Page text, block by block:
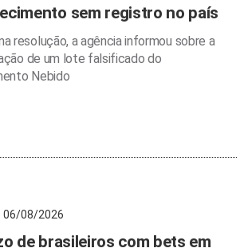
sem registro no país
resolução, a agência informou sobre a
de um lote falsificado do
Nebido
06/08/2026
de brasileiros com bets em